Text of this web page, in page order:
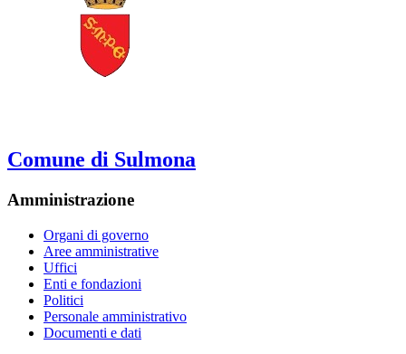
Comune di Sulmona
Amministrazione
Organi di governo
Aree amministrative
Uffici
Enti e fondazioni
Politici
Personale amministrativo
Documenti e dati